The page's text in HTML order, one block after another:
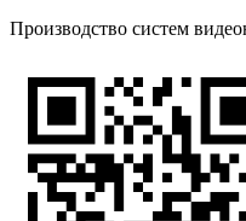
Производство систем